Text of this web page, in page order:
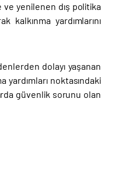
ve yenilenen dış politika
kalkınma yardımlarını
dolayı yaşanan
yardımları noktasındaki
güvenlik sorunu olan